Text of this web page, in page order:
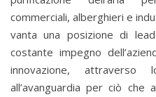
commerciali, alberghieri e
vanta una posizione di
costante impegno
innovazione,
all’avanguardia per ciò che